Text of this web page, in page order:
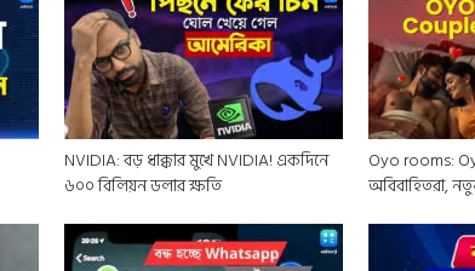
NVIDIA: বড় ধাক্কার মুখে NVIDIA! একদিনে
৬০০ বিলিয়ন ডলার ক্ষতি
Oyo rooms:
অবিবাহিতরা,